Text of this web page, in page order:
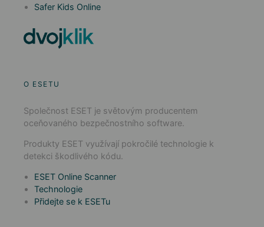
Safer Kids Online
O ESETU
Společnost ESET je světovým producentem
oceňovaného bezpečnostního software.
Produkty ESET využívají pokročilé technologie k
detekci škodlivého kódu.
ESET Online Scanner
Technologie
Přidejte se k ESETu